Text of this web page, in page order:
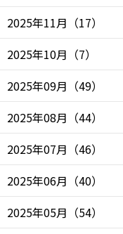
2025年11月 （17）
2025年10月 （7）
2025年09月 （49）
2025年08月 （44）
2025年07月 （46）
2025年06月 （40）
2025年05月 （54）